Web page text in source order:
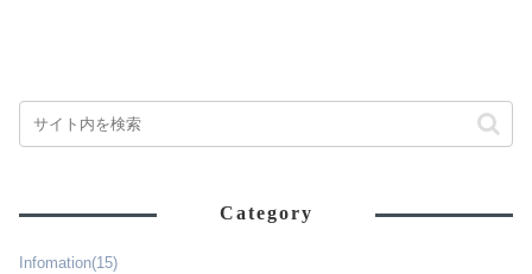
Category
Infomation(15)